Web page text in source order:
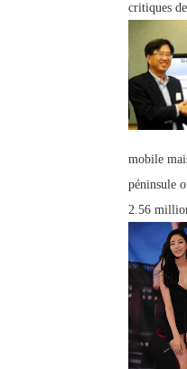
critiques
mobile
péninsule
2.56